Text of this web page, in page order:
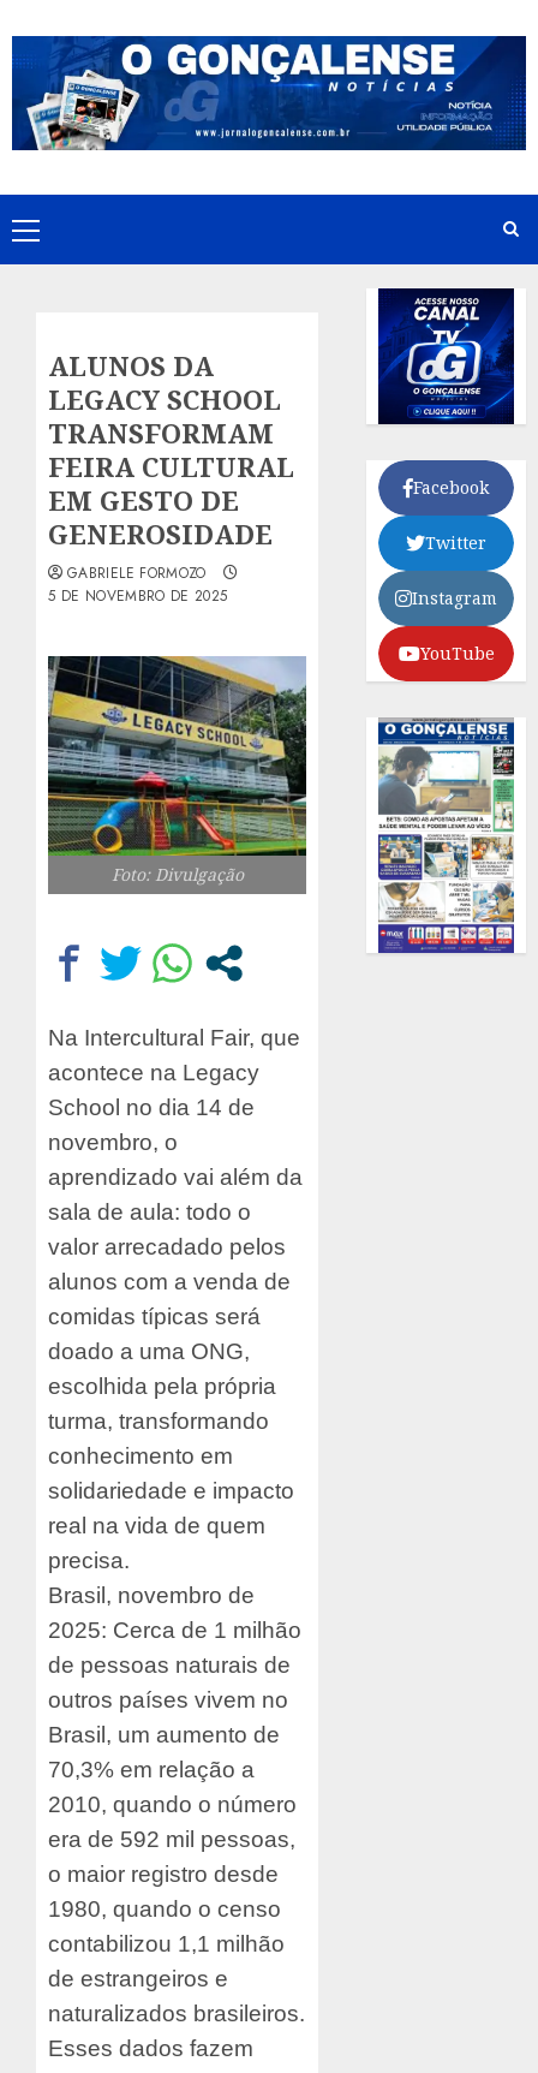
to
content
Primary
Menu
ALUNOS DA
LEGACY SCHOOL
TRANSFORMAM
FEIRA CULTURAL
EM GESTO DE
GENEROSIDADE
GABRIELE FORMOZO
5 DE NOVEMBRO DE 2025
Foto: Divulgação
Na Intercultural Fair, que
acontece na Legacy
School no dia 14 de
novembro, o
aprendizado vai além da
sala de aula: todo o
valor arrecadado pelos
alunos com a venda de
comidas típicas será
doado a uma ONG,
escolhida pela própria
turma, transformando
conhecimento em
solidariedade e impacto
real na vida de quem
precisa.
Brasil, novembro de
2025: Cerca de 1 milhão
de pessoas naturais de
outros países vivem no
Brasil, um aumento de
70,3% em relação a
2010, quando o número
era de 592 mil pessoas,
o maior registro desde
1980, quando o censo
contabilizou 1,1 milhão
de estrangeiros e
naturalizados brasileiros.
Esses dados fazem
Facebook
Twitter
Instagram
YouTube